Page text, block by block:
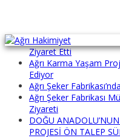
Aras EDAŞ ve EPAŞ İl
Ziyaret Etti
Ağrı Karma Yaşam
Ediyor
Ağrı Şeker
Ağrı Şeker Fabrikası
Ziyareti
DOĞU
PROJESİ ÖN TALEP